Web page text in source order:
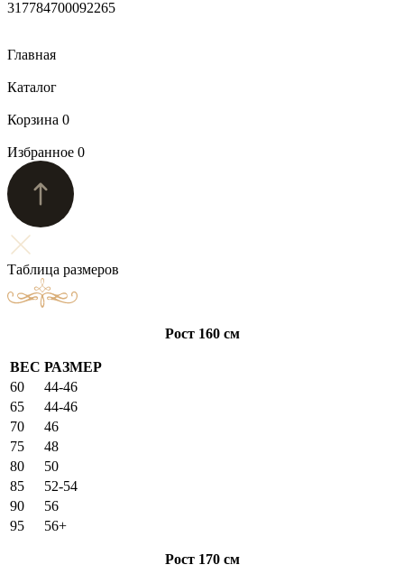
317784700092265
Главная
Каталог
Корзина 0
Избранное 0
Таблица размеров
Рост 160 см
ВЕС РАЗМЕР
60
44-46
65
44-46
70
46
75
48
80
50
85
52-54
90
56
95
56+
Рост 170 см